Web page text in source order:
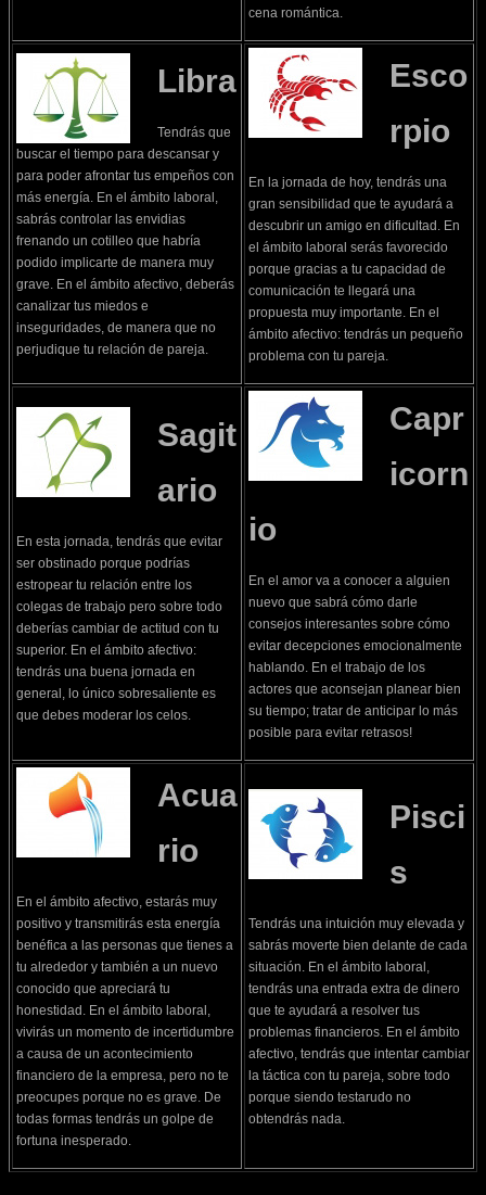
cena romántica.
Libra
Tendrás que
buscar el tiempo para descansar y
para poder afrontar tus empeños con
más energía. En el ámbito laboral,
sabrás controlar las envidias
frenando un cotilleo que habría
podido implicarte de manera muy
grave. En el ámbito afectivo, deberás
canalizar tus miedos e
inseguridades, de manera que no
perjudique tu relación de pareja.
Esco
rpio
En la jornada de hoy, tendrás una
gran sensibilidad que te ayudará a
descubrir un amigo en dificultad. En
el ámbito laboral serás favorecido
porque gracias a tu capacidad de
comunicación te llegará una
propuesta muy importante. En el
ámbito afectivo: tendrás un pequeño
problema con tu pareja.
Sagit
ario
En esta jornada, tendrás que evitar
ser obstinado porque podrías
estropear tu relación entre los
colegas de trabajo pero sobre todo
deberías cambiar de actitud con tu
superior. En el ámbito afectivo:
tendrás una buena jornada en
general, lo único sobresaliente es
que debes moderar los celos.
Capr
icorn
io
En el amor va a conocer a alguien
nuevo que sabrá cómo darle
consejos interesantes sobre cómo
evitar decepciones emocionalmente
hablando. En el trabajo de los
actores que aconsejan planear bien
su tiempo; tratar de anticipar lo más
posible para evitar retrasos!
Acua
rio
En el ámbito afectivo, estarás muy
positivo y transmitirás esta energía
benéfica a las personas que tienes a
tu alrededor y también a un nuevo
conocido que apreciará tu
honestidad. En el ámbito laboral,
vivirás un momento de incertidumbre
a causa de un acontecimiento
financiero de la empresa, pero no te
preocupes porque no es grave. De
todas formas tendrás un golpe de
fortuna inesperado.
Pisci
s
Tendrás una intuición muy elevada y
sabrás moverte bien delante de cada
situación. En el ámbito laboral,
tendrás una entrada extra de dinero
que te ayudará a resolver tus
problemas financieros. En el ámbito
afectivo, tendrás que intentar cambiar
la táctica con tu pareja, sobre todo
porque siendo testarudo no
obtendrás nada.